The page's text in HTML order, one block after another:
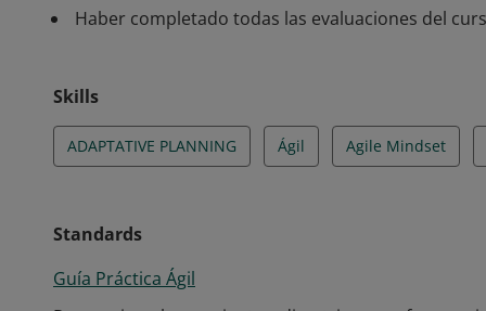
Haber completado todas las evaluaciones del
Skills
ADAPTATIVE PLANNING Ágil Agile Mindset
Standards
Guía Práctica Ágil